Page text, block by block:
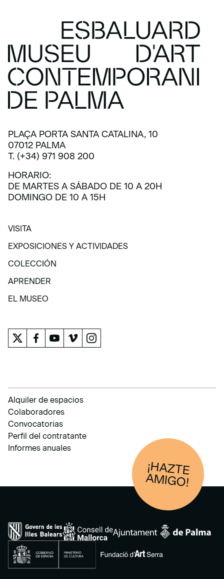
PLAÇA PORTA SANTA CATALINA, 10
07012 PALMA
T. (+34) 971 908 200
HORARIO:
DE MARTES A SÁBADO DE 10 A 20H
DOMINGO DE 10 A 15H
VISITA
EXPOSICIONES Y ACTIVIDADES
EXPOSICIONES Y ACTIVIDADES
COLECCIÓN
APRENDER
EL MUSEO
Alquiler de espacios
Colaboradores
Convocatorias
Perfil del contratante
Informes anuales
¡HAZTE
AM
IGO!